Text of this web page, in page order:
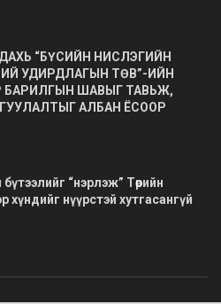
“БҮСИЙН НИСЛЭГИЙН
УДИРДЛАГЫН ТӨВ”-ИЙН
БАРИЛГЫН ШАВЫГ ТАВЬЖ,
АЛБАН ЁСООР
“нэрлэж” Төрийн
хүндийг нүүрстэй хутгасангүй